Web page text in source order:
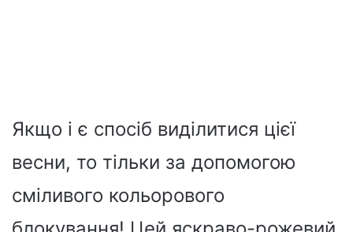
Якщо і є спосіб виділитися цієї
весни, то тільки за допомогою
сміливого кольорового